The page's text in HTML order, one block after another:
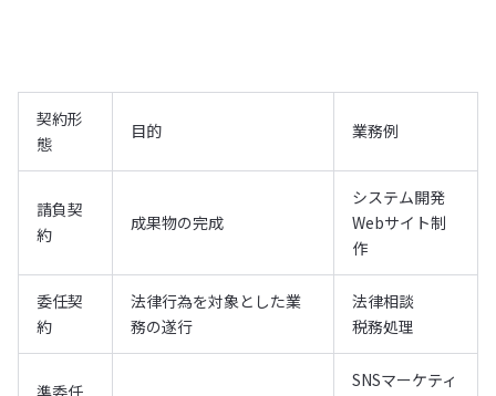
契約形
態
目的 業務例
請負契
約
成果物の完成
システム開発
Webサイト制
作
委任契
約
法律行為を対象とした業
務の遂行
法律相談
税務処理
準委任
SNSマーケティ